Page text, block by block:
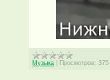
Музыка Просмотров: 375